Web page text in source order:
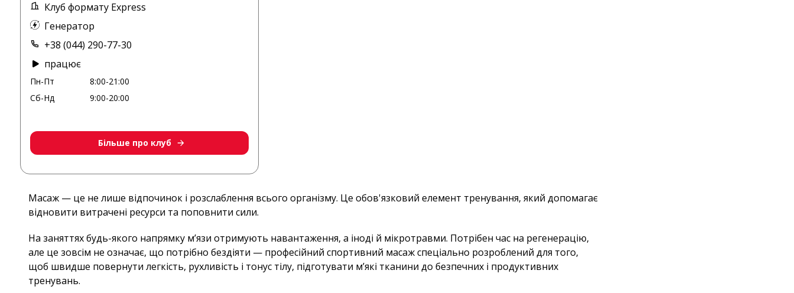
Клуб формату Express
Генератор
+38 (044) 290-77-30
працює
Пн-Пт
8:00-21:00
Сб-Нд
9:00-20:00
Більше про клуб
Масаж — це не лише відпочинок і розслаблення всього організму. Це обов'язковий елемент тренування, який допомагає
відновити витрачені ресурси та поповнити сили.
На заняттях будь-якого напрямку м’язи отримують навантаження, а іноді й мікротравми. Потрібен час на регенерацію,
але це зовсім не означає, що потрібно бездіяти — професійний спортивний масаж спеціально розроблений для того,
щоб швидше повернути легкість, рухливість і тонус тілу, підготувати м’які тканини до безпечних і продуктивних
тренувань.